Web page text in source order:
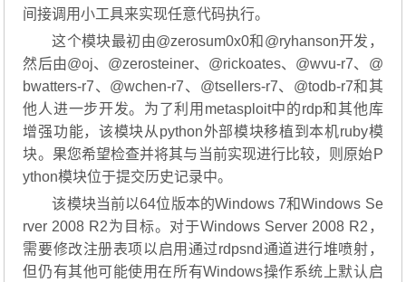
间接调用小工具来实现任意代码执行。
这个模块最初由@zerosum0x0和@ryhanson开发，
然后由@oj、@zerosteiner、@rickoates、@wvu-r7、@
bwatters-r7、@wchen-r7、@tsellers-r7、@todb-r7和其
他人进一步开发。为了利用metasploit中的rdp和其他库
增强功能，该模块从python外部模块移植到本机ruby模
块。果您希望检查并将其与当前实现进行比较，则原始P
ython模块位于提交历史记录中。
该模块当前以64位版本的Windows 7和Windows Se
rver 2008 R2为目标。对于Windows Server 2008 R2，
需要修改注册表项以启用通过rdpsnd通道进行堆喷射，
但仍有其他可能使用在所有Windows操作系统上默认启